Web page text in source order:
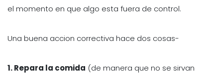
el momento en que algo esta fuera de control.
Una buena accion correctiva hace dos cosas-
1. Repara la comida (de manera que no se sirvan